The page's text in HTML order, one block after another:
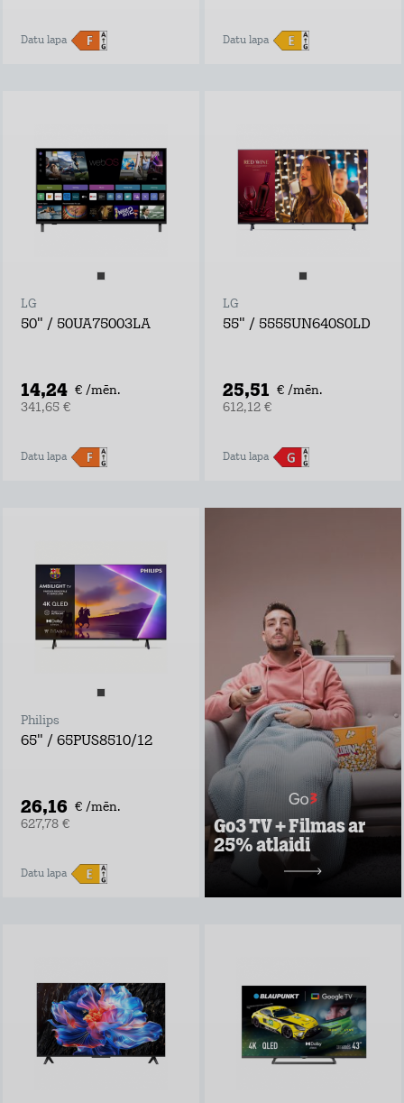
Datu lapa Datu lapa
LG
50" / 50UA75003LA
14,24 € /mēn.
341,65 €
Datu lapa
LG
55" / 5555UN640S0LD
25,51 € /mēn.
612,12 €
Datu lapa
Philips
65" / 65PUS8510/12
26,16 € /mēn.
627,78 €
Datu lapa
Go3 TV + Filmas ar
25% atlaidi
Negaidi pārraides
televīzijā, izrādes
laiks var sākties
tūlīt ar Go3 TV!
Go3 piedāvājumā:
Ekskluzīvs Go3
oriģinālsaturs
Latvijas saturs,
ārvalstu filmas un
seriāli visai
ģimenei
Vairāk nekā 30
vietējie un ārvalstu
TV kanāli
Uzzināt vairāk
10,49 €/mēn.